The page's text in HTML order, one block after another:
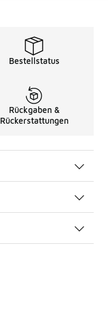
Bestellstatus
Rückgaben &
Rückerstattungen